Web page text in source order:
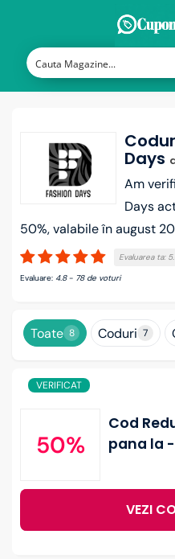
Days
Am
Days
50%, valabile în august
Evaluarea ta:
Evaluare: 4.8- 78 de voturi
Toate 8 Coduri 7
VERIFICAT
50%
Cod
pana la -
VEZI